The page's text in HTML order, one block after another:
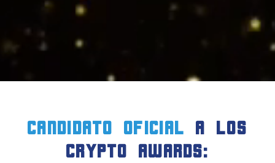
candidato oficial a LOS
crypto AWARDS: